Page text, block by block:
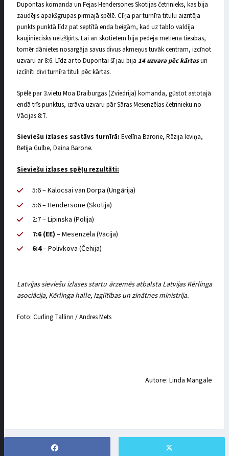
Dupontas komanda un Fejas Hendersones Skotijas četrinieks, kas bija
zaudējis apakšgrupas pirmajā spēlē. Cīņa par turnīra titulu aizritēja
punkts punktā līdz pat septītā enda beigām, kad uz tablo valdīja
kaujiniecisks neizšķirts. Lai arī skotietēm bija pēdējā metiena tiesības,
tomēr dānietes nosargāja savus divus akmeņus tuvāk centram, izcīnot
uzvaru ar 8:6. Līdz ar to Dupontai šī jau bija 14 uzvara pēc kārtasun
izcīnīti divi turnīra tituli pēc kārtas.
Spēlē par 3.vietu Moa Draiburgas (Zviedrija) komanda, gūstot astotajā
endā trīs punktus, izrāva uzvaru pār Sāras Mesenzēlas četrinieku no
Vācijas 8:7.
Sieviešu izlases sastāvs turnīrā: Evelīna Barone, Rēzija Ieviņa,
Betija Gulbe, Daina Barone.
Sieviešu izlases spēļu rezultāti:
5:6 – Kalocsai van Dorpa (Ungārija)
5:6 – Hendersone (Skotija)
2:7 – Lipinska (Polija)
7:6 (EE) – Mesenzēla (Vācija)
6:4– Polivkova (Čehija)
Latvijas sieviešu izlases startu ārzemēs atbalsta Latvijas Kērlinga
asociācija, Kērlinga halle, Izglītības un zinātnes ministrija.
Foto: Curling Tallinn / Andres Mets
Autore: Linda Mangale